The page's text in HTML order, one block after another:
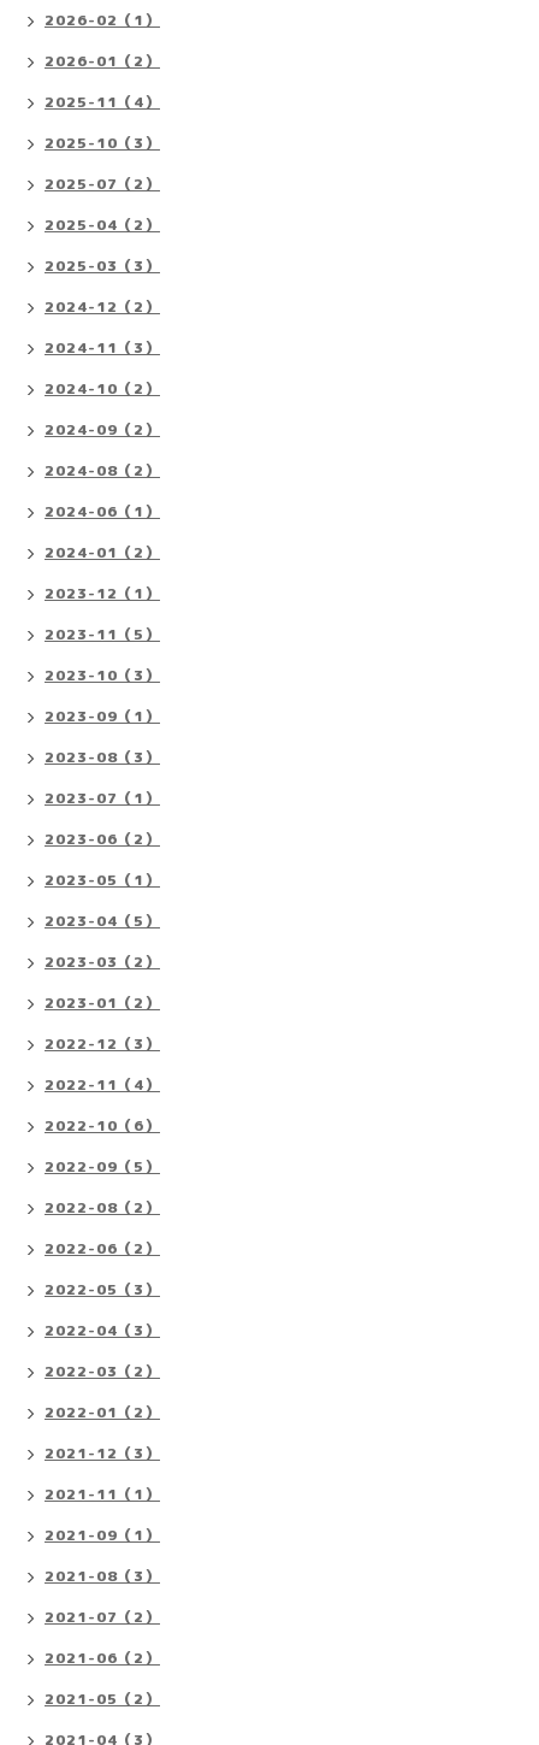
2026-02（1）
2026-01（2）
2025-11（4）
2025-10（3）
2025-07（2）
2025-04（2）
2025-03（3）
2024-12（2）
2024-11（3）
2024-10（2）
2024-09（2）
2024-08（2）
2024-06（1）
2024-01（2）
2023-12（1）
2023-11（5）
2023-10（3）
2023-09（1）
2023-08（3）
2023-07（1）
2023-06（2）
2023-05（1）
2023-04（5）
2023-03（2）
2023-01（2）
2022-12（3）
2022-11（4）
2022-10（6）
2022-09（5）
2022-08（2）
2022-06（2）
2022-05（3）
2022-04（3）
2022-03（2）
2022-01（2）
2021-12（3）
2021-11（1）
2021-09（1）
2021-08（3）
2021-07（2）
2021-06（2）
2021-05（2）
2021-04（3）